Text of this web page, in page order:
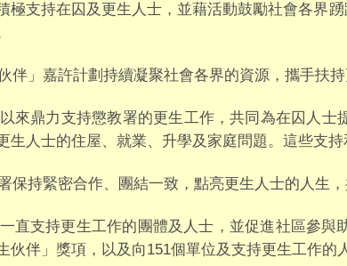
極支持在囚及更生人士，並藉活動鼓勵社會各界
伴」嘉許計劃持續凝聚社會各界的資源，攜手扶
來鼎力支持懲教署的更生工作，共同為在囚人
生人士的住屋、就業、升學及家庭問題。這些支
保持緊密合作、團結一致，點亮更生人士的人生
直支持更生工作的團體及人士，並促進社區參
伙伴」獎項，以及向151個單位及支持更生工作